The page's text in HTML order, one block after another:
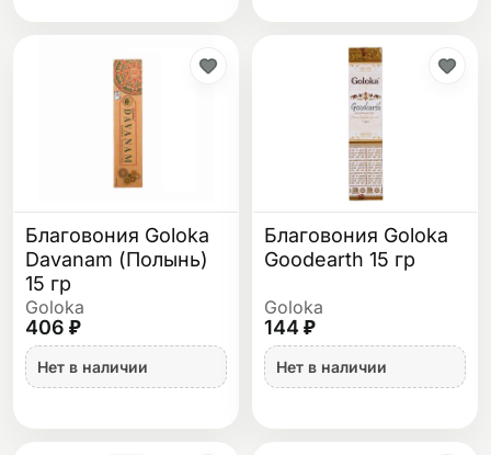
Благовония Goloka
Davanam (Полынь)
15 гр
Goloka
406 ₽
Нет в наличии
Благовония Goloka
Goodearth 15 гр
Goloka
144 ₽
Нет в наличии